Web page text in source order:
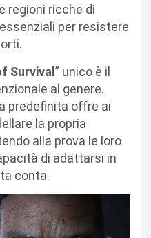
regioni ricche di
per resistere
Survival” unico è il
al genere.
predefinita offre ai
la propria
alla prova le loro
di adattarsi in
conta.